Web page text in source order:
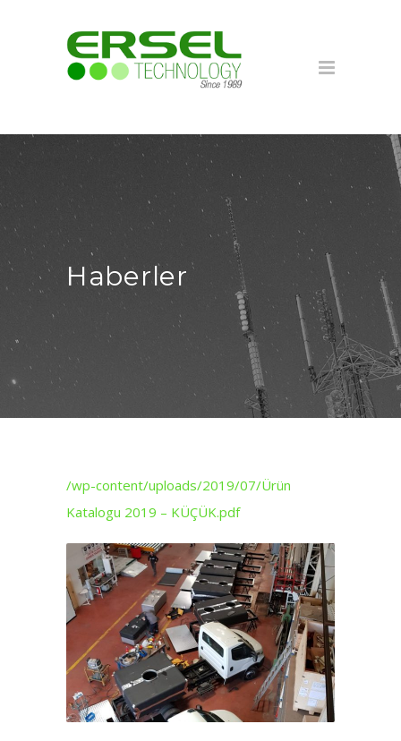
Haberler
/wp-content/uploads/2019/07/Ürün
Katalogu 2019 – KÜÇÜK.pdf